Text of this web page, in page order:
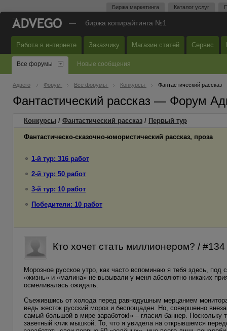
Биржа маркетинга Каталог услуг
— биржа копирайтинга №1
Работа в интернете Заказчику Магазин статей Сервис
Все форумы Новые сообщения
Адвего Форум Все форумы Конкурсы Фантастический рассказ
Фантастический рассказ — Форум
Конкурсы / Фантастический рассказ / Первый тур
Фантастическо-сказочно-юмористический рассказ, проза
1-й тур: 316 работ
2-й тур: 50 работ
3-й тур: 10 работ
Победители: 10 работ
Кто хочет стать миллионером? /
Морозное русское утро, как часто вспоминаю я тебя здесь,
«жизнь» и «малина» не вызывали у меня абсолютно никаких
осмеливалась ожидать.
Съежившись от холода перед равнодушным мерцанием
ведь жесток русский мороз и беспощаден. Но, совершенно
самый большой в мире заработок!» – гласил баннер. Поскольку
заветный клик мышкой. То, что я увидела на открывшемся